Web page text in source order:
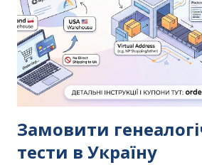
parishes.dnktest.pp.ua 3. 📄
Це надзвичайно корисний ресурс!
сповідних відомостей
tinyurl.com/volodymyr-spovidky У
Волині різного часу відбувались
прихожан . Там можна знайти:
Замовити
тести в Україну